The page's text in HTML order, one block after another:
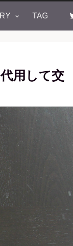
TAG
用して交